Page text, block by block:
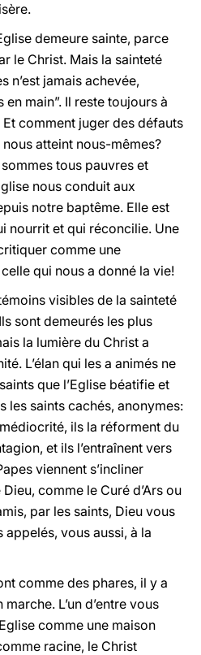
demeure sainte, parce
le Christ. Mais la sainteté
n’est jamais achevée,
main”. Il reste toujours à
comment juger des défauts
atteint nous-mêmes?
tous pauvres et
nous conduit aux
notre baptême. Elle est
nourrit et qui réconcilie. Une
comme une
qui nous a donné la vie!
visibles de la sainteté
sont demeurés les plus
la lumière du Christ a
L’élan qui les a animés ne
que l’Eglise béatifie et
les saints cachés, anonymes:
ils la réforment du
et ils l’entraînent vers
viennent s’incliner
comme le Curé d’Ars ou
par les saints, Dieu vous
vous aussi, à la
comme des phares, il y a
L’un d’entre vous
comme une maison
racine, le Christ